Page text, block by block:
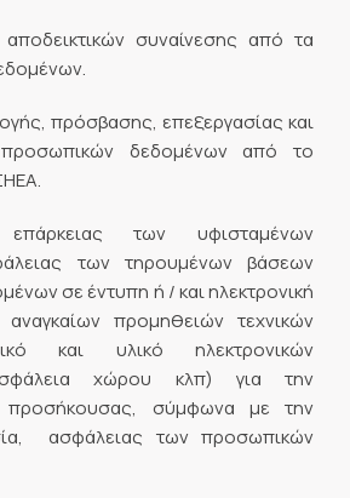
αποδεικτικών συναίνεσης από τα
πρόσβασης, επεξεργασίας και
δεδομένων από το
των υφισταμένων
των τηρουμένων βάσεων
σε έντυπη ή / και ηλεκτρονική
προμηθειών τεχνικών
και υλικό ηλεκτρονικών
χώρου κλπ) για την
προσήκουσας, σύμφωνα με την
ασφάλειας των προσωπικών